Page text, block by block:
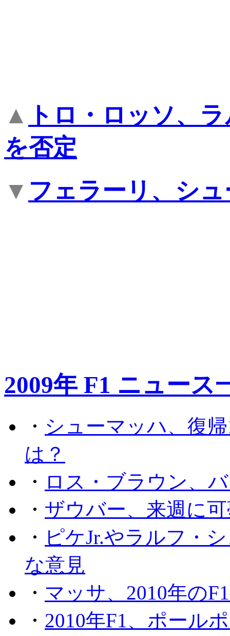
▲
トロ・ロッソ、
を否定
▼ フェラーリ、シ
2009年 F1 ニュース
・ シューマッハ、復
は？
・ ロス・ブラウン、
・ ザウバー、来週に
・ ピケJr.やラルフ・
な意見
・ マッサ、2010年の
・ 2010年F1、ポール